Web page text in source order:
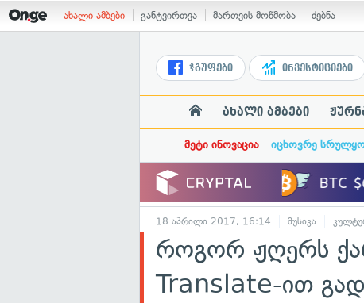
ახალი ამბები განტვირთვა მართვის მოწმობა ძებნა
ჯგუფები ინვესტიციები
ახალი ამბები
მეტი ინოვაცია იცხოვრე
18 აპრილი 2017, 16:14 მუსიკა
როგორ ჟღერს
Translate-ით